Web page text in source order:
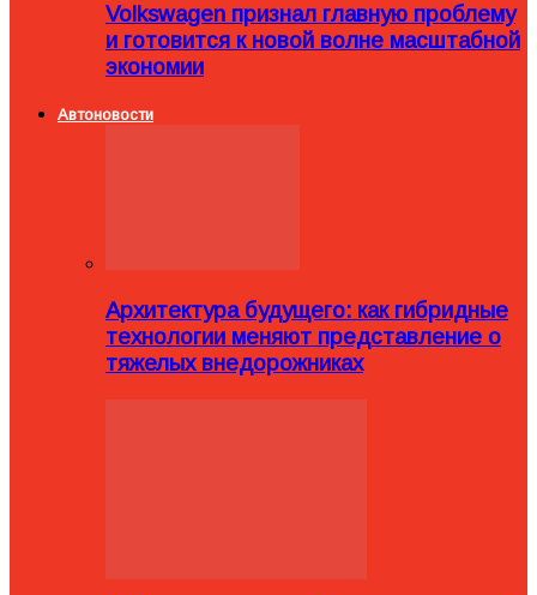
Volkswagen признал главную проблему
и готовится к новой волне масштабной
экономии
Автоновости
Архитектура будущего: как гибридные
технологии меняют представление о
тяжелых внедорожниках